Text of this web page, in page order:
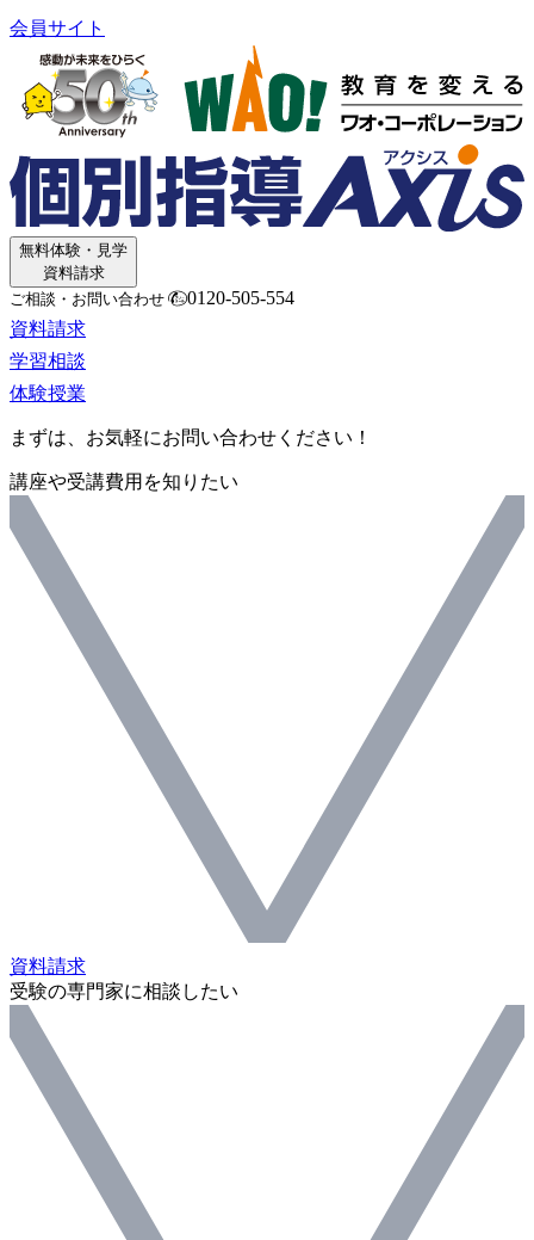
会員サイト
無料体験・見学
資料請求
ご相談・お問い合わせ
0120-505-554
資料請求
学習相談
体験授業
まずは、お気軽にお問い合わせください！
講座や受講費用を知りたい
資料請求
受験の専門家に相談したい